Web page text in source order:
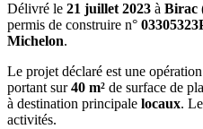
Délivré le 21 juillet 2023 à Birac
permis de construire n°
Michelon.
Le projet déclaré est une
portant sur40 m² de surface de
à destination principale locaux.
activités.